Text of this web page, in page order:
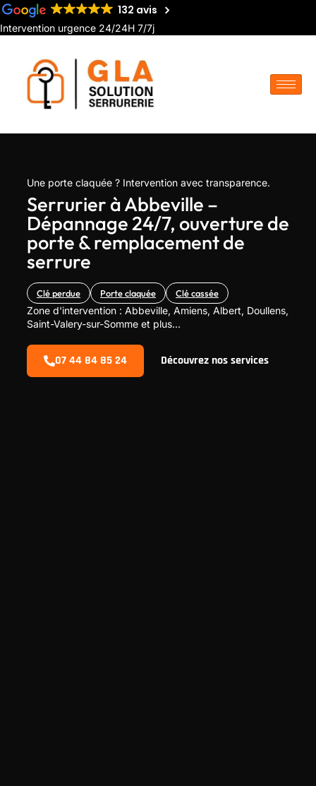
132 avis
Intervention urgence 24/24H 7/7j
Une porte claquée ? Intervention avec transparence.
Serrurier à Abbeville –
Dépannage 24/7, ouverture de
porte & remplacement de
serrure
Clé perdue Porte claquée Clé cassée
Zone d'intervention : Abbeville, Amiens, Albert, Doullens,
Saint-Valery-sur-Somme et plus...
07 44 84 85 24 Découvrez nos services